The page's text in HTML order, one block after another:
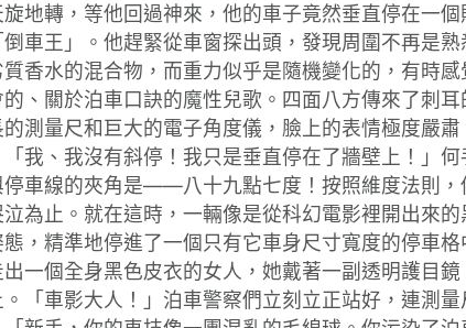
地轉，等他回過神來，他的車子竟然垂直停在一
車王」。他趕緊從車窗探出頭，發現周圍不再是
香水的混合物，而重力似乎是隨機變化的，有時
、關於泊車口訣的魔性兒歌。四面八方傳來了刺
測量尺和巨大的電子角度儀，臉上的表情極度嚴
我、我沒有斜停！我只是垂直停在了牆壁上！」何
車線的夾角是——八十九點七度！按照維度法則，
為止。就在這時，一輛像是從科幻電影裡開出來的
，精準地停進了一個只有它車身尺寸寬度的停車
一個全身黑色皮衣的女人，她戴著一副透明護目
「車影大人！」泊車警察們立刻立正站好，連測